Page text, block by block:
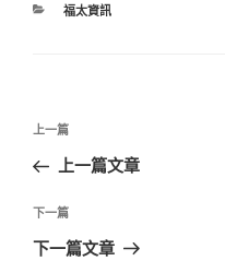
分
福太資訊
文
導
覽
上
一
文
章
上一篇
上一篇文章
下
一
下一篇
下一篇文章